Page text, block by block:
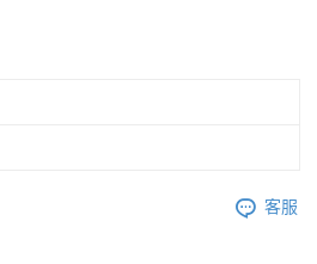
客服